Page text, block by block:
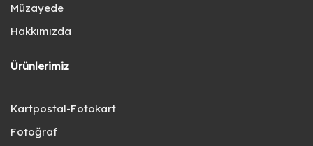
Müzayede
Hakkımızda
Ürünlerimiz
Kartpostal-Fotokart
Fotoğraf